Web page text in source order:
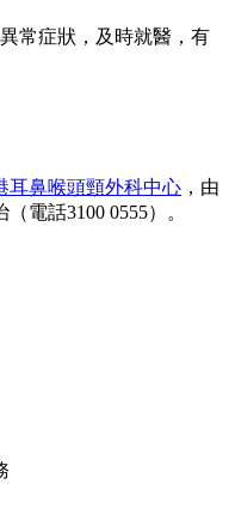
常症狀，及時就醫，有
耳鼻喉頭頸外科中心 ，由
電話3100 0555）。